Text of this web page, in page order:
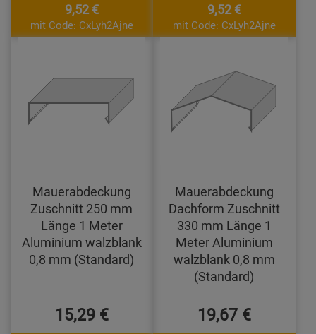
9,52 €
mit Code: CxLyh2Ajne
9,52 €
mit Code: CxLyh2Ajne
Mauerabdeckung
Zuschnitt 250 mm
Länge 1 Meter
Aluminium walzblank
0,8 mm (Standard)
15,29 €
Mauerabdeckung
Dachform Zuschnitt
330 mm Länge 1
Meter Aluminium
walzblank 0,8 mm
(Standard)
19,67 €